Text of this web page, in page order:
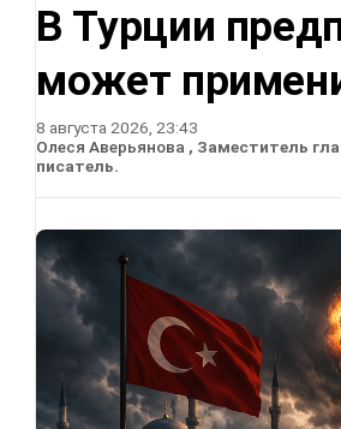
В Турции
может
8 августа 2026, 23:43
Олеся Аверьянова , Заместитель
писатель.